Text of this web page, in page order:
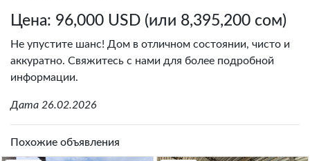
Цена: 96,000 USD (или 8,395,200 сом)
Не упустите шанс! Дом в отличном состоянии, чисто и
аккуратно. Свяжитесь с нами для более подробной
информации.
Дата 26.02.2026
Похожие объявления